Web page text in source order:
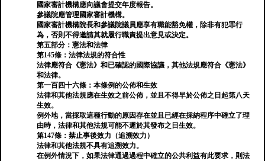
國家審計機構應向議會提交年度報告。
參議院應管理國家審計機構。
國家審計機構院長和參議院議員應享有職能豁免權，除非有犯罪行
為，否則不得邀請其就履行職責提出意見或決定。
第五部分：憲法和法律
第145條：法律法規的符合性
法律應符合《憲法》和已確認的國際協議，其他法規應符合《憲法》
和法律。
第一百四十六條：本條例的公佈和生效
法律和其他法規應在生效之前公佈，並且不得早於公佈之日起第八天
生效。
例外地，當採取這種行動的原因存在並且已經在採納程序中確立了理
由時，法律和其他法規可能不遲於其發布之日生效。
第147條：禁止事後效力（追溯效力）
法律和其他法規不具有追溯效力。
在例外情況下，如果法律通過過程中確立的公共利益有此要求，則法